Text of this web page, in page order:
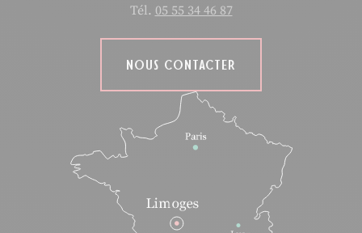
Tél. 05 55 34 46 87
NOUS CONTACTER